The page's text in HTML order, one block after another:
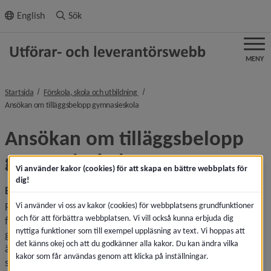
innehållet
English Sök
MENY
Startsida Förskola, skola och utbildning nivå i brödsmulenavigeringen
Ansökan om tilläggsbelopp gymnasieskolanivå i brödsmulenavigeringen
Ansökan om tilläggsbelopp
gymnasieskola
Bidrag till skolhuvudman för extraordinär stödåtgärd
För barn eller elev med extraordinärt stödbehov kan
fristående och kommunal huvudman, utöver
grundbeloppet, ansöka om tilläggsbelopp. Tilläggsbeloppet
är inte tänkt att totalfinansiera den extraordinära
stödinsatsen då stöd till barn och elever också ingår i
Vi använder kakor (cookies) för att skapa en bättre webbplats för
dig!
Vi använder vi oss av kakor (cookies) för webbplatsens grundfunktioner
och för att förbättra webbplatsen. Vi vill också kunna erbjuda dig
nyttiga funktioner som till exempel uppläsning av text. Vi hoppas att
det känns okej och att du godkänner alla kakor. Du kan ändra vilka
kakor som får användas genom att klicka på inställningar.